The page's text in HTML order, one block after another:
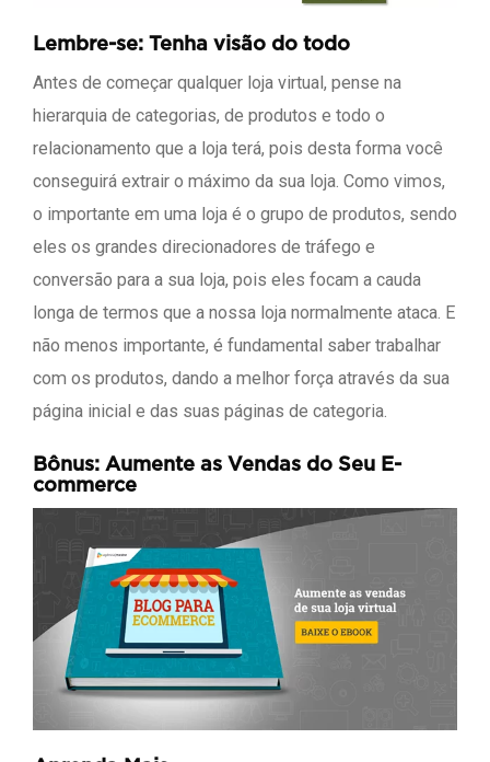
Lembre-se: Tenha visão do todo
Antes de começar qualquer loja virtual, pense na
hierarquia de categorias, de produtos e todo o
relacionamento que a loja terá, pois desta forma você
conseguirá extrair o máximo da sua loja. Como vimos,
o importante em uma loja é o grupo de produtos, sendo
eles os grandes direcionadores de tráfego e
conversão para a sua loja, pois eles focam a cauda
longa de termos que a nossa loja normalmente ataca. E
não menos importante, é fundamental saber trabalhar
com os produtos, dando a melhor força através da sua
página inicial e das suas páginas de categoria.
Bônus: Aumente as Vendas do Seu E-
commerce